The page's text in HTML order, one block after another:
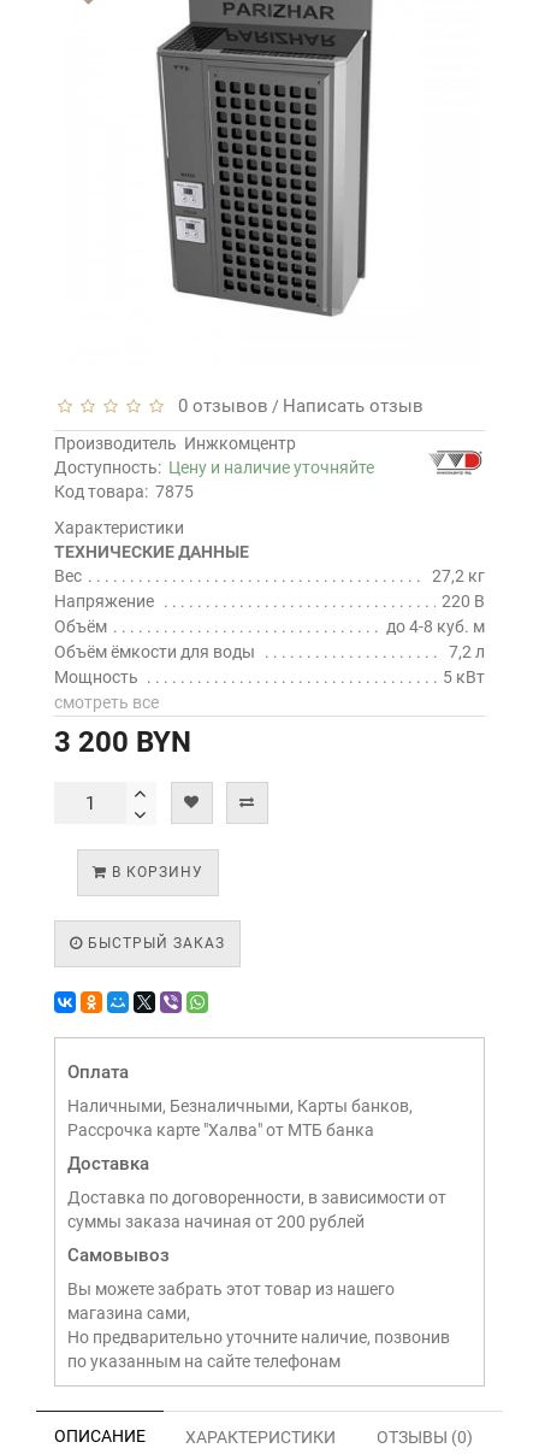
0 отзывов / Написать отзыв
Производитель Инжкомцентр
Доступность: Цену и наличие уточняйте
Код товара: 7875
Характеристики
ТЕХНИЧЕСКИЕ ДАННЫЕ
Вес
27,2 кг
Напряжение
220 В
Объём
до 4-8 куб. м
Объём ёмкости для воды
7,2 л
Мощность
5 кВт
смотреть все
3 200 BYN
В КОРЗИНУ
БЫСТРЫЙ ЗАКАЗ
Оплата
Наличными, Безналичными, Карты банков,
Рассрочка карте "Халва" от МТБ банка
Доставка
Доставка по договоренности, в зависимости от
суммы заказа начиная от 200 рублей
Самовывоз
Вы можете забрать этот товар из нашего
магазина сами,
Но предварительно уточните наличие, позвонив
по указанным на сайте телефонам
ОПИСАНИЕ ХАРАКТЕРИСТИКИ ОТЗЫВЫ (0)